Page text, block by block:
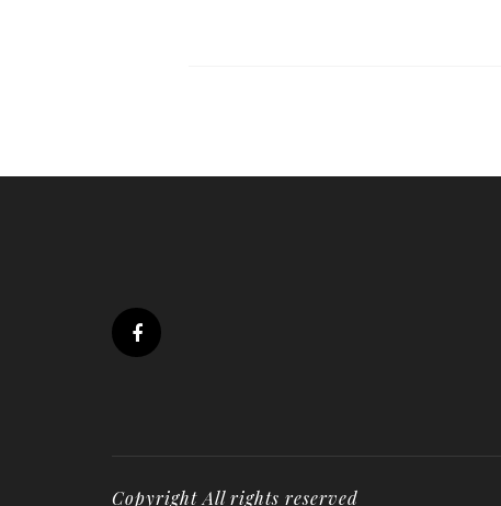
Copyright All rights reserved